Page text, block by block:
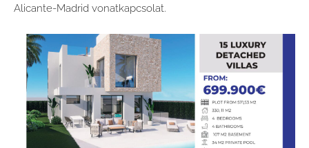
Alicante-Madrid vonatkapcsolat.